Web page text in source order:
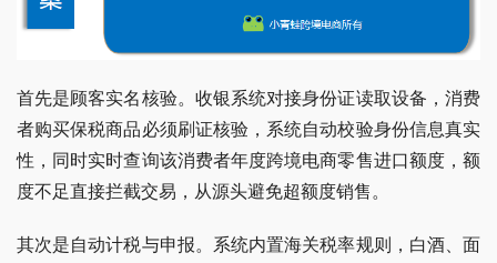
首先是顾客实名核验。收银系统对接身份证读取设备，消费
者购买保税商品必须刷证核验，系统自动校验身份信息真实
性，同时实时查询该消费者年度跨境电商零售进口额度，额
度不足直接拦截交易，从源头避免超额度销售。
其次是自动计税与申报。系统内置海关税率规则，白酒、面